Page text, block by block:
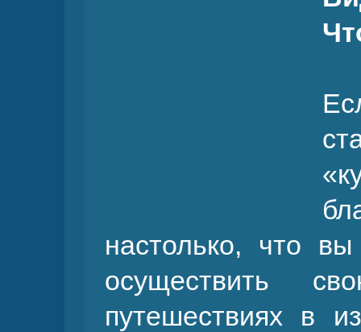
настолько, что
осуществить
путешествиях в